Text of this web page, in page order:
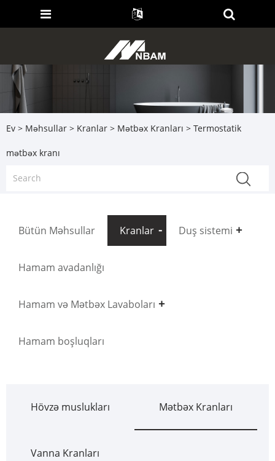
Ev > Məhsullar > Kranlar > Mətbəx Kranları > Termostatik
mətbəx kranı
Bütün Məhsullar Kranlar Duş sistemi
Hamam avadanlığı
Hamam və Mətbəx Lavaboları
Hamam boşluqları
Hövzə muslukları Mətbəx Kranları
Vanna Kranları